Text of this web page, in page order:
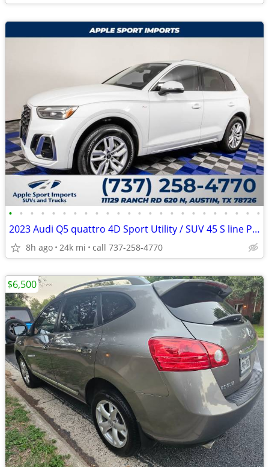
• • • • • • • • • • • • • • • • • • • • • • • •
2023 Audi Q5 quattro 4D Sport Utility / SUV 45 S line Premium
8h ago 24k mi call 737-258-4770
$6,500